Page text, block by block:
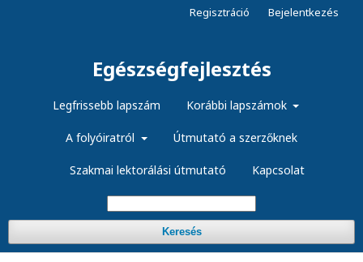
Egészségfejlesztés
Legfrissebb lapszám Korábbi lapszámok
A folyóiratról Útmutató a szerzőknek
Szakmai lektorálási útmutató Kapcsolat
Keresés
Regisztráció Bejelentkezés